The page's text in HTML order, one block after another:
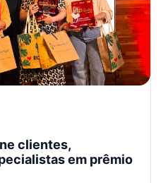
clientes,
em prêmio